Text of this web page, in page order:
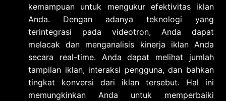
kemampuan untuk mengukur efektivitas iklan
Anda. Dengan adanya teknologi yang
terintegrasi pada videotron, Anda dapat
melacak dan menganalisis kinerja iklan Anda
secara real-time. Anda dapat melihat jumlah
tampilan iklan, interaksi pengguna, dan bahkan
tingkat konversi dari iklan tersebut. Hal ini
memungkinkan Anda untuk memperbaiki